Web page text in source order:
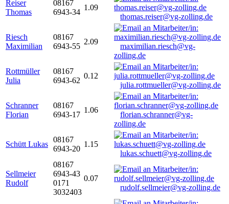
Reiser
Thomas
08167
6943-34
1.09
thomas.reiser@vg-zolling.de
Riesch
Maximilian
08167
6943-55
2.09
maximilian.riesch@vg-
zolling.de
Rottmüller
Julia
08167
6943-62
0.12
julia.rottmueller@vg-zolling.de
Schranner
Florian
08167
6943-17
1.06
florian.schranner@vg-
zolling.de
Schütt Lukas
08167
6943-20
1.15
lukas.schuett@vg-zolling.de
Sellmeier
Rudolf
08167
6943-43
0171
3032403
0.07
rudolf.sellmeier@vg-zolling.de